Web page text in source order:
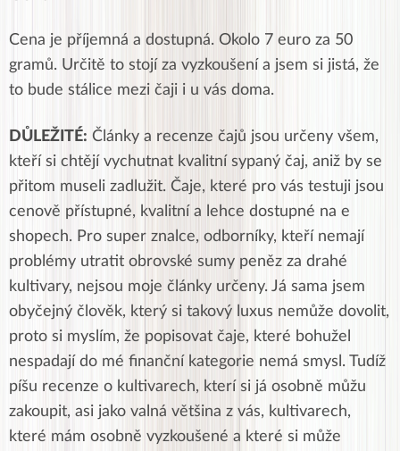
Cena je příjemná a dostupná. Okolo 7 euro za 50
gramů. Určitě to stojí za vyzkoušení a jsem si jistá, že
to bude stálice mezi čaji i u vás doma.
DŮLEŽITÉ: Články a recenze čajů jsou určeny všem,
kteří si chtějí vychutnat kvalitní sypaný čaj, aniž by se
přitom museli zadlužit. Čaje, které pro vás testuji jsou
cenově přístupné, kvalitní a lehce dostupné na e
shopech. Pro super znalce, odborníky, kteří nemají
problémy utratit obrovské sumy peněz za drahé
kultivary, nejsou moje články určeny. Já sama jsem
obyčejný člověk, který si takový luxus nemůže dovolit,
proto si myslím, že popisovat čaje, které bohužel
nespadají do mé finanční kategorie nemá smysl. Tudíž
píšu recenze o kultivarech, kterí si já osobně můžu
zakoupit, asi jako valná většina z vás, kultivarech,
které mám osobně vyzkoušené a které si může